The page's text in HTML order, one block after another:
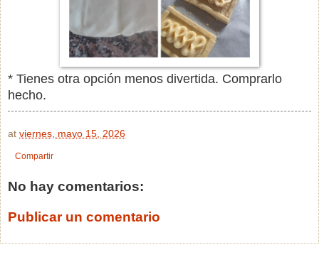
* Tienes otra opción menos divertida. Comprarlo
hecho.
at viernes, mayo 15, 2026
Compartir
No hay comentarios:
Publicar un comentario